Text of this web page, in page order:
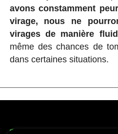
avons constamment
virage, nous ne
virages de manière
même des chances de
dans certaines situations.